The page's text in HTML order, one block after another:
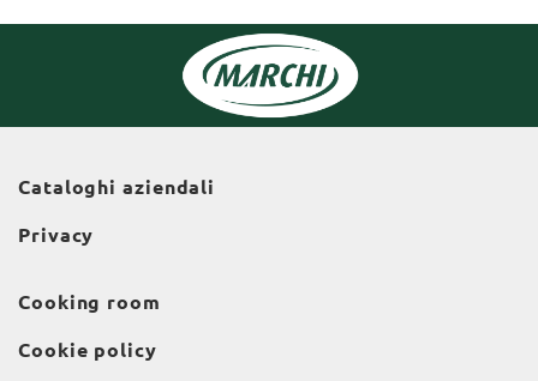
Cataloghi aziendali
Privacy
Cooking room
Cookie policy